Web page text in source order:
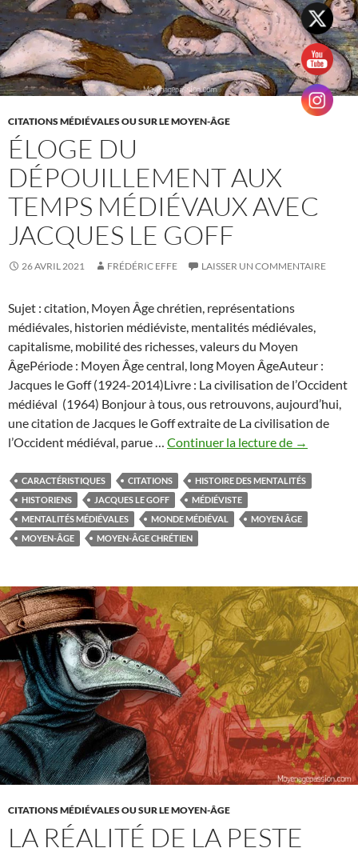
CITATIONS MÉDIÉVALES OU SUR LE MOYEN-ÂGE
ÉLOGE DU
DÉPOUILLEMENT AUX
TEMPS MÉDIÉVAUX AVEC
JACQUES LE GOFF
26 AVRIL 2021 FRÉDÉRIC EFFE LAISSER UN COMMENTAIRE
Sujet : citation, Moyen Âge chrétien, représentations
médiévales, historien médiéviste, mentalités médiévales,
capitalisme, mobilité des richesses, valeurs du Moyen
ÂgePériode : Moyen Âge central, long Moyen ÂgeAuteur :
Jacques le Goff (1924-2014)Livre : La civilisation de l’Occident
médiéval (1964) Bonjour à tous, ous retrouvons, aujourd’hui,
une citation de Jacques le Goff extraite de La civilisation de
l’Occident médiéval, parue … Continuer la lecture de éloge
temps
Le
goff
→
CARACTÉRISTIQUES CITATIONS
HISTOIRE DES MENTALITÉS
HISTORIENS
JACQUES LE GOFF
MÉDIÉVISTE
MENTALITÉS MÉDIÉVALES
MONDE MÉDIÉVAL
MOYEN ÂGE
MOYEN-ÂGE
MOYEN-ÂGE CHRÉTIEN
CITATIONS MÉDIÉVALES OU SUR LE MOYEN-ÂGE
LA RÉALITÉ DE LA PESTE